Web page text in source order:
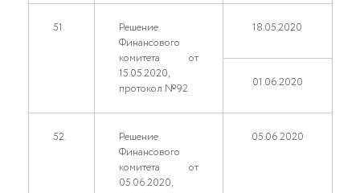
51.
Решение
Финансового
комитета от
15.05.2020,
протокол №92
18.05.2020
01.06.2020
52.
Решение
Финансового
комитета от
05.06.2020,
05.06.2020